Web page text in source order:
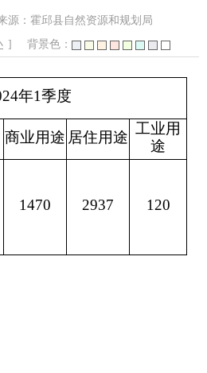
源：霍邱县自然资源和规划局
] 背景色：
年1季度
商业用途 居住用途
工业用
途
1470 2937 120